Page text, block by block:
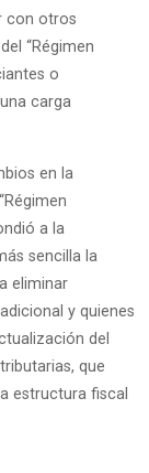
con otros
“Régimen
o
carga
en la
a la
sencilla la
eliminar
y quienes
del
que
estructura fiscal